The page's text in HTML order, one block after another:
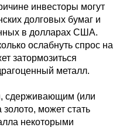
инвесторы могут
долговых бумаг и
в долларах США.
ослабнуть спрос на
затормозиться
металл.
сдерживающим (или
может стать
некоторыми